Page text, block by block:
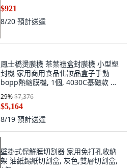
$921
8/20 預計送達
鳳士橋燙膜機 茶葉禮盒封膜機 小型塑
封機 家用商用食品化妝品盒子手動
bopp熱縮膜機, 1個, 4030C基礎款 贈
送全套工具
29%$7,376
$5,164
8/19 預計送達
壁掛式保鮮膜切割器 家用免打孔收納
架 油紙錫紙切割盒, 灰色,雙層切割盒,